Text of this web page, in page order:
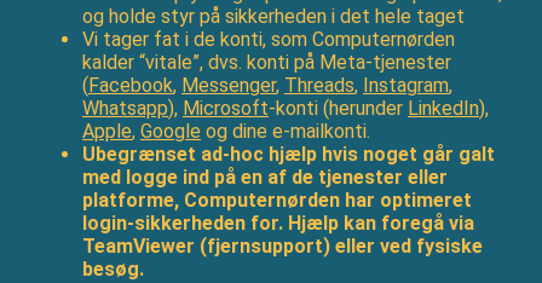
og holde styr på sikkerheden i det hele taget
Vi tager fat i de konti, som Computernørden
kalder “vitale”, dvs. konti på Meta-tjenester
( Facebook, Messenger, Threads, Instagram,
Whatsapp), Microsoft-konti (herunder LinkedIn),
Apple, Google og dine e-mailkonti.
Ubegrænset ad-hoc hjælp hvis noget går galt
med logge ind på en af de tjenester eller
platforme, Computernørden har optimeret
login-sikkerheden for. Hjælp kan foregå via
TeamViewer (fjernsupport) eller ved fysiske
besøg.